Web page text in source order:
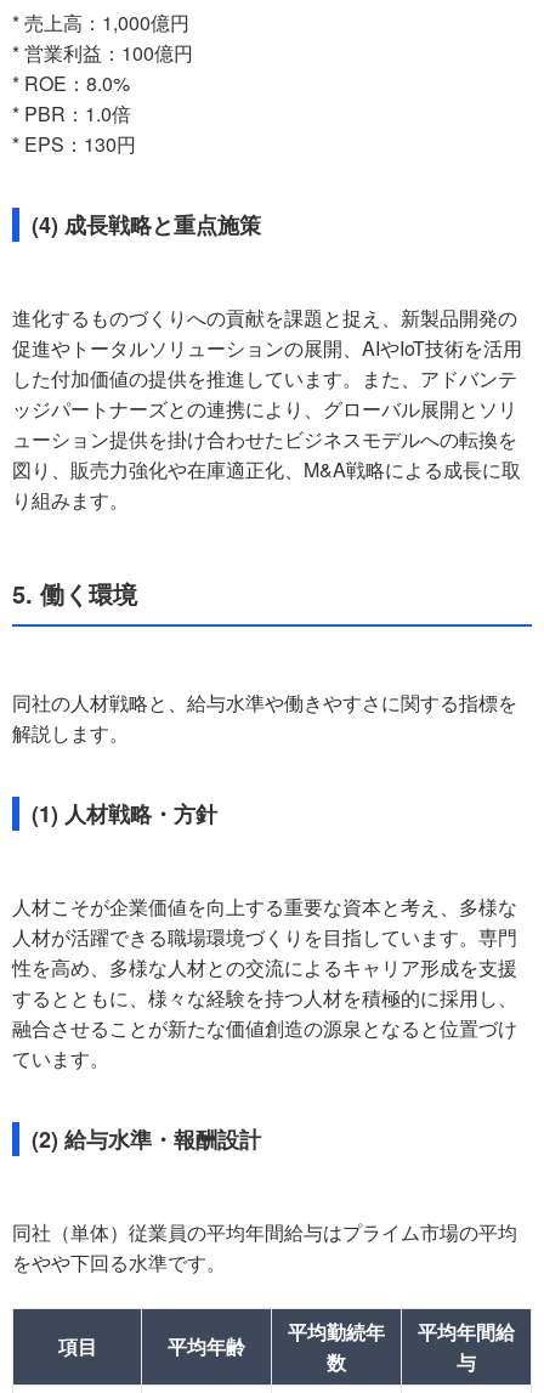
* 売上高：1,000億円
* 営業利益：100億円
* ROE：8.0%
* PBR：1.0倍
* EPS：130円
(4) 成長戦略と重点施策
進化するものづくりへの貢献を課題と捉え、新製品開発の
促進やトータルソリューションの展開、AIやIoT技術を活用
した付加価値の提供を推進しています。また、アドバンテ
ッジパートナーズとの連携により、グローバル展開とソリ
ューション提供を掛け合わせたビジネスモデルへの転換を
図り、販売力強化や在庫適正化、M&A戦略による成長に取
り組みます。
5. 働く環境
同社の人材戦略と、給与水準や働きやすさに関する指標を
解説します。
(1) 人材戦略・方針
人材こそが企業価値を向上する重要な資本と考え、多様な
人材が活躍できる職場環境づくりを目指しています。専門
性を高め、多様な人材との交流によるキャリア形成を支援
するとともに、様々な経験を持つ人材を積極的に採用し、
融合させることが新たな価値創造の源泉となると位置づけ
ています。
(2) 給与水準・報酬設計
同社（単体）従業員の平均年間給与はプライム市場の平均
をやや下回る水準です。
項目 平均年齢
平均勤続年
数
平均年間給
与